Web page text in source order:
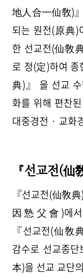
地人合一仙敎)
되는 원전(原典)
한 선교전(仙敎
로 정(定)하여 종
典)』 을 선교
화를 위해 편찬
대중경전 · 교화
『선교전(
『선교전(仙敎
因慹父會)에서
『선교전(仙敎
감수로 선교종
本)을 선교 교단